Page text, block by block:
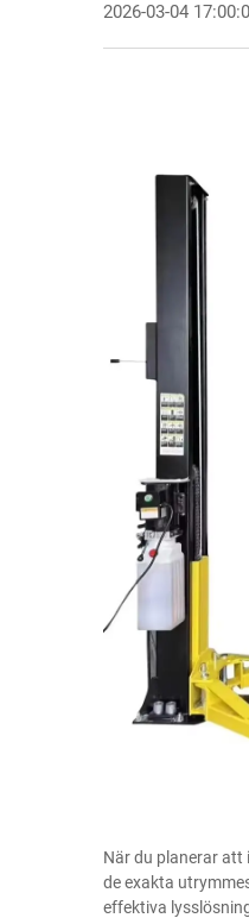
2026-03-04
När du planerar att
de exakta
effektiva